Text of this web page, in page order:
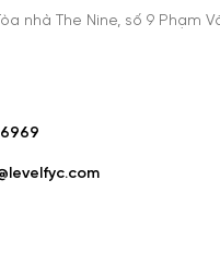
nhà The Nine, số 9 Phạm